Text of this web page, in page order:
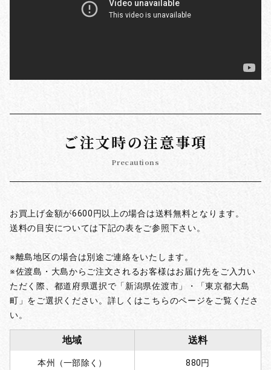
ご注文時の注意事項
Precautions
お買上げ金額が6600円以上の場合は送料無料となります。
送料の目安については下記の表をご参照下さい。
※離島地区の場合は別途ご連絡をいたします。
※佐渡島・大島からご注文されるお客様はお届け先をご入力い
ただく際、都道府県選択で「新潟県佐渡市」・「東京都大島
町」をご選択ください。詳しくはこちらのページをご覧くださ
い。
地域 送料
本州（一部除く） 880円